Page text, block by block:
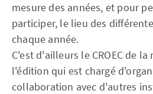
mesure des années, et pour
participer, le lieu des
chaque année.
C'est d'ailleurs le CROEC de
l'édition qui est chargé
collaboration avec d'autres